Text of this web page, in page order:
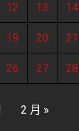
12 13 14
19 20 21
26 27 28
2 月 »